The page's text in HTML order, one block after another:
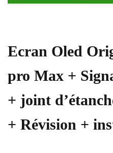
Ecran Oled
pro Max +
+ joint
+ Révision +